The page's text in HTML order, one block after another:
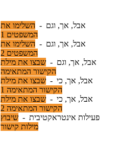
אבל, אך, וגם - השלימו את
המשפטים 1
אבל, אך, וגם - השלימו את
המשפטים 2
אבל, אך, וגם - שבצו את מילת
הקישור המתאימה
אבל, אך, כי - שבצו את מילת
הקישור המתאימה 1
אבל, אך, כי - שבצו את מילת
הקישור המתאימה 2
פעילות אינטראקטיבית - שיבוץ
מילות קישור